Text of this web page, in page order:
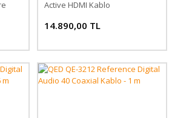
Active HDMI Kablo
14.890,00 TL